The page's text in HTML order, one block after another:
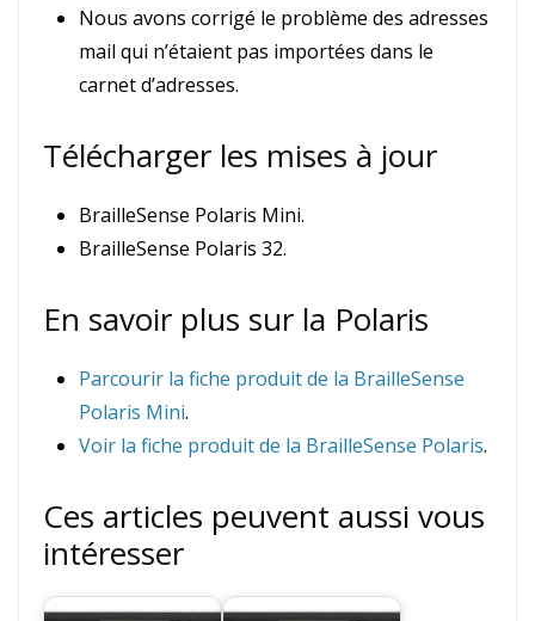
Nous avons corrigé le problème des adresses
mail qui n’étaient pas importées dans le
carnet d’adresses.
Télécharger les mises à jour
BrailleSense Polaris Mini.
BrailleSense Polaris 32.
En savoir plus sur la Polaris
Parcourir la fiche produit de la BrailleSense
Polaris Mini.
Voir la fiche produit de la BrailleSense Polaris.
Ces articles peuvent aussi vous
intéresser